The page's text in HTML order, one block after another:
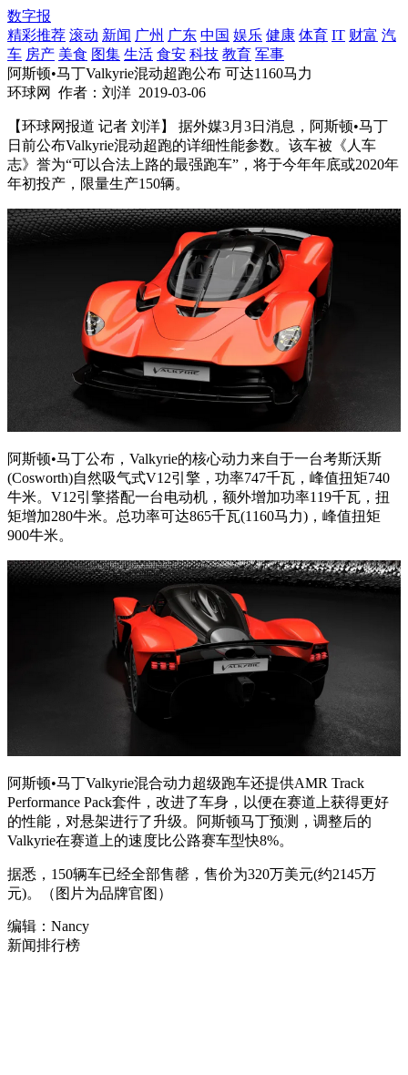
数字报
精彩推荐 滚动 新闻 广州 广东 中国 娱乐 健康 体育 IT 财富 汽
车 房产 美食 图集 生活 食安 科技 教育 军事
阿斯顿•马丁Valkyrie混动超跑公布 可达1160马力
环球网
作者：刘洋 2019-03-06
【环球网报道 记者 刘洋】 据外媒3月3日消息，阿斯顿•马丁
日前公布Valkyrie混动超跑的详细性能参数。该车被《人车
志》誉为“可以合法上路的最强跑车”，将于今年年底或2020年
年初投产，限量生产150辆。
阿斯顿•马丁公布，Valkyrie的核心动力来自于一台考斯沃斯
(Cosworth)自然吸气式V12引擎，功率747千瓦，峰值扭矩740
牛米。V12引擎搭配一台电动机，额外增加功率119千瓦，扭
矩增加280牛米。总功率可达865千瓦(1160马力)，峰值扭矩
900牛米。
阿斯顿•马丁Valkyrie混合动力超级跑车还提供AMR Track
Performance Pack套件，改进了车身，以便在赛道上获得更好
的性能，对悬架进行了升级。阿斯顿马丁预测，调整后的
Valkyrie在赛道上的速度比公路赛车型快8%。
据悉，150辆车已经全部售罄，售价为320万美元(约2145万
元)。（图片为品牌官图）
编辑：Nancy
新闻排行榜